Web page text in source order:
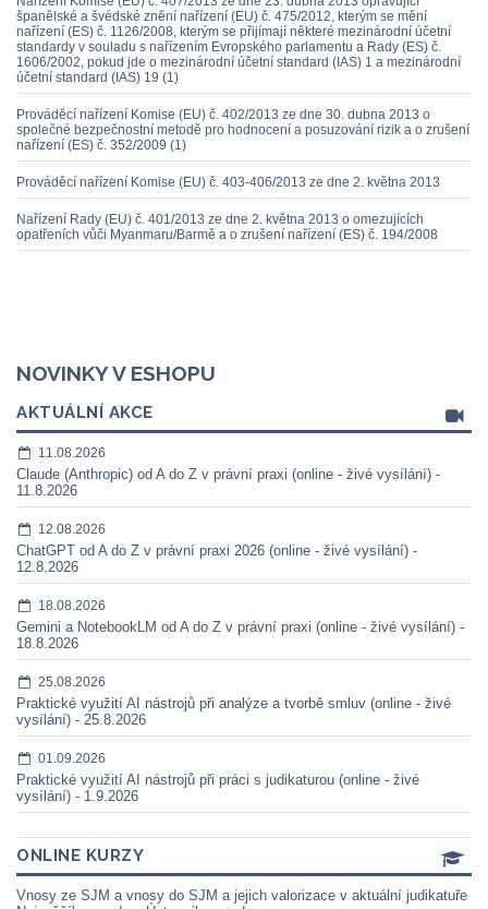
španělské a švédské znění nařízení (EU) č. 475/2012, kterým se mění
nařízení (ES) č. 1126/2008, kterým se přijímají některé mezinárodní účetní
standardy v souladu s nařízením Evropského parlamentu a Rady (ES) č.
1606/2002, pokud jde o mezinárodní účetní standard (IAS) 1 a mezinárodní
účetní standard (IAS) 19 (1)
Prováděcí nařízení Komise (EU) č. 402/2013 ze dne 30. dubna 2013 o
společné bezpečnostní metodě pro hodnocení a posuzování rizik a o zrušení
nařízení (ES) č. 352/2009 (1)
Prováděcí nařízení Komise (EU) č. 403-406/2013 ze dne 2. května 2013
Nařízení Rady (EU) č. 401/2013 ze dne 2. května 2013 o omezujících
opatřeních vůči Myanmaru/Barmě a o zrušení nařízení (ES) č. 194/2008
NOVINKY V ESHOPU
AKTUÁLNÍ AKCE
11.08.2026
Claude (Anthropic) od A do Z v právní praxi (online - živé vysílání) -
11.8.2026
12.08.2026
ChatGPT od A do Z v právní praxi 2026 (online - živé vysílání) -
12.8.2026
18.08.2026
Gemini a NotebookLM od A do Z v právní praxi (online - živé vysílání) -
18.8.2026
25.08.2026
Praktické využití AI nástrojů při analýze a tvorbě smluv (online - živé
vysílání) - 25.8.2026
01.09.2026
Praktické využití AI nástrojů při práci s judikaturou (online - živé
vysílání) - 1.9.2026
ONLINE KURZY
Vnosy ze SJM a vnosy do SJM a jejich valorizace v aktuální judikatuře